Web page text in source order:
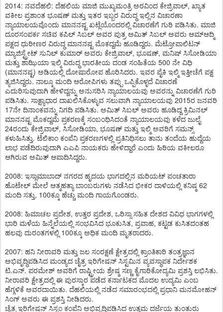
2014: ನವದೆಹಲಿ: ದೆಹಲಿಯ ಮಾಜಿ ಮುಖ್ಯಮಂತ್ರಿ ಅರವಿಂದ ಕೇಜ್ರಿವಾಲ್, ಖ್ಯಾತ
ವಕೀಲ ಪ್ರಶಾಂತ ಭೂಷಣ್ ಮತ್ತು ಇತರ ಇಬ್ಬರ ವಿರುದ್ಧ ಇಲ್ಲಿನ ವಿಚಾರಣಾ
ನ್ಯಾಯಾಲಯವೊಂದು ಮಾನನಷ್ಟ ಖಟ್ಲೆಯೊಂದರಲ್ಲಿ ವಿಚಾರಣೆಗೆ ಗುರಿ ಪಡಿಸಿತು. ಮಾಜಿ
ದೂರಸಂಪರ್ಕ ಸಚಿವ ಕಪಿಲ್ ಸಿಬಲ್ ಅವರ ಪುತ್ರ ಅಮಿತ್ ಸಿಬಲ್ ಅವರು ಆಮ್​ಆದ್ಮಿ
ಪಕ್ಷದ ಧುರೀಣರ ವಿರುದ್ಧ ಮಾನನಷ್ಟ ಮೊಕದ್ದಮೆ ಹೂಡಿದ್ದರು. ಮೆಟ್ರೋಪಾಲಿಟನ್
ಮ್ಯಾಜಿಸ್ಟ್ರೇಟ್ ಸುನಿಲ್ ಕುಮಾರ್ ಅವರು ಕೇಜ್ರಿವಾಲ್, ಭೂಷಣ್, ಮನಿಷ್ ಸಿಸೋಡಿಯಾ
ಮತ್ತು ಶಾಝಿಯಾ ಇಲ್ಮಿ ವಿರುದ್ಧ ಭಾರತೀಯ ದಂಡ ಸಂಹಿತೆಯ 500 ನೇ ವಿಧಿ
(ಮಾನನಷ್ಟ) ಅಡಿಯಲ್ಲಿ ದೋಷಾರೋಪ ಹೊರಿಸಿದರು. ಇವರ ಪೈಕಿ ಇಲ್ಮಿ ಇತ್ತೀಚೆಗೆ ಪಕ್ಷ
ತ್ಯಜಿಸಿದ್ದರು. ನಾಲ್ಕೂ ಮಂದಿ ಆರೋಪಿಗಳು ತಪ್ಪು ಒಪ್ಪಿಕೊಳ್ಳದೆ ವಿಚಾರಣೆ
ಎದುರಿಸುವುದಾಗಿ ಹೇಳಿದ್ದನ್ನು ಅನುಸರಿಸಿ ನ್ಯಾಯಾಲಯವು ಅವರನ್ನು ವಿಚಾರಣೆಗೆ ಗುರಿ
ಪಡಿಸಿತು. ಸಾಕ್ಷ್ಯಾಧಾರ ದಾಖಲಿಸಿಕೊಳ್ಳುವ ಸಲುವಾಗಿ ನ್ಯಾಯಾಲಯವು 2015ರ ಜನವರಿ
17ನೇ ದಿನಾಂಕವನ್ನು ನಿಗದಿ ಪಡಿಸಿತು. ಅಮಿತ್ ಸಿಬಲ್ ಅವರು ಹೂಡಿದ್ದ ಕ್ರಿಮಿನಲ್
ಮಾನನಷ್ಟ ಮೊಕದ್ದಮೆ ಪ್ರಕರಣಕ್ಕೆ ಸಂಬಂಧಿಸಿದಂತೆ ನ್ಯಾಯಾಲಯವು ಕಳೆದ ಜುಲೈ
24ರಂದು ಕೇಜ್ರಿವಾಲ್, ಸಿಸೋಡಿಯಾ, ಭೂಷಣ್ ಮತ್ತು ಇಲ್ಮಿ ಅವರಿಗೆ ಸಮನ್ಸ್
ಕಳುಹಿಸಿತ್ತು. ಟೆಲಿಕಾಂ ಕಂಪೆನಿ ಪ್ರಕರಣಗಳಲ್ಲಿ ಪ್ರತಿನಿಧಿಸಲು ತಾನು ತಂದೆಯ ಹುದ್ದೆಯ
ಲಾಭ ಪಡೆದಿರುವುದಾಗಿ ಎಎಪಿ ನಾಯಕರು ಹೇಳಿದ್ದಾರೆ ಎಂದು ಹಿರಿಯ ವಕೀಲರೂ
ಆಗಿರುವ ಅಮಿತ್ ಆಪಾದಿಸಿದ್ದರು.
2008: ಇಸ್ಲಾಮಾಬಾದ್ ನಗರದ ಹೃದಯ ಭಾಗದಲ್ಲಿನ ಮರಿಯಟ್ ಪಂಚತಾರಾ
ಹೊಟೇಲ್ ಮೇಲೆ ಆತ್ಮಹತ್ಯಾ ಬಾಂಬರುಗಳು ನಡೆಸಿದ ಭೀಕರ ದಾಳಿಯಲ್ಲಿ ಕನಿಷ್ಠ 62
ಮಂದಿ ಸತ್ತು, 100ಕ್ಕೂ ಹೆಚ್ಚು ಮಂದಿ ಗಾಯಗೊಂಡರು.
2008: ಹಿಮಾಚಲ ಪ್ರದೇಶ, ಉತ್ತರ ಪ್ರದೇಶ, ಒರಿಸ್ಸಾ ಸಹಿತ ದೇಶದ ವಿವಿಧ ಭಾಗಗಳಲ್ಲಿ
ಭಾರಿ ಮಳೆಯ ಹಿನ್ನೆಲೆಯಲ್ಲಿ ಸಂಭವಿಸಿದ ಭೂಕುಸಿತ, ಪ್ರವಾಹ, ಕಟ್ಟಡ ಕುಸಿತದಂತಹ
ಹಲವು ದುರಂತಗಳಲ್ಲಿ 100ಕ್ಕೂ ಅಧಿಕ ಮಂದಿ ಮೃತರಾದರು.
2007: ಹನಿ ನೀರಾವರಿ ಮತ್ತು ಜಲ ಸಂರಕ್ಷಣೆ ಕ್ಷೇತ್ರದಲ್ಲಿ ಕ್ರಾಂತಿಕಾರಿ ತಂತ್ರಜ್ಞಾನ
ಅಭಿವೃದ್ಧಿಪಡಿಸಿದ ಮಂಡ್ಯದ ಚೈತ್ರ ಇರಿಗೇಷನ್ ಸಿಸ್ಟಮಿನ ವ್ಯವಸ್ಥಾಪಕ ನಿರ್ದೇಶಕ
ಟಿ.ಎನ್. ಪರಮೇಶ್ ಅವರಿಗೆ ರಾಷ್ಟ್ರೀಯ ಶ್ರೇಷ್ಠ ಸಣ್ಣ ಕೈಗಾರಿಕೋದ್ಯಮಿ ಪ್ರಶಸ್ತಿ ಲಭಿಸಿತು.
ನೀರಾವರಿ ಕ್ಷೇತ್ರದಲ್ಲಿ ಈ ಪುರಸ್ಕಾರ ಪಡೆದ ಕರ್ನಾಟಕದ ಮೊದಲ ಉದ್ಯಮಿ ಎಂಬ
ಹೆಗ್ಗಳಿಕೆ ಅವರದಾಯಿತು. ದೆಹಲಿಯಲ್ಲಿ ನಡೆದ ಸಮಾರಂಭದಲ್ಲಿ ಪ್ರಧಾನಿ ಮನಮೋಹನ್
ಸಿಂಗ್ ಅವರು ಈ ಪ್ರಶಸ್ತಿ ನೀಡಿದರು.
ಚೈತ್ರ ಇರಿಗೇಷನ್ ಸಿಸ್ಟಂ ಕಂಪೆನಿ ಅಭಿವೃದ್ಧಿಪಡಿಸಿದ ಉತ್ತಮ ದರ್ಜೆಯ ತುಂತುರು